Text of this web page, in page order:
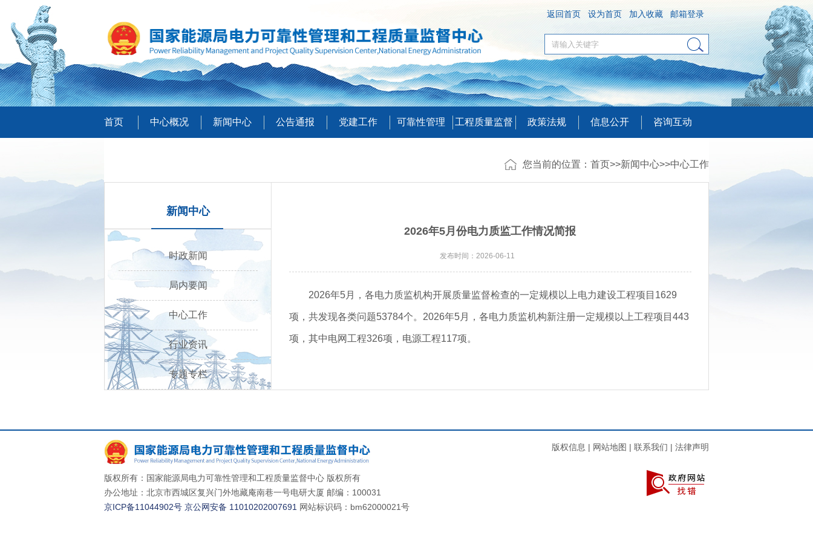
返回首页 设为首页 加入收藏 邮箱登录
首页 中心概况 新闻中心 公告通报 党建工作 可靠性管理 工程质量监督 政策法规 信息公开 咨询互动
您当前的位置： 首页>>新闻中心>>中心工作
新闻中心
时政新闻
局内要闻
中心工作
行业资讯
专题专栏
2026年5月份电力质监工作情况简报
发布时间：2026-06-11
2026年5月，各电力质监机构开展质量监督检查的一定规模以上电力建设工程项目1629
项，共发现各类问题53784个。2026年5月，各电力质监机构新注册一定规模以上工程项目443
项，其中电网工程326项，电源工程117项。
版权所有：国家能源局电力可靠性管理和工程质量监督中心 版权所有
办公地址：北京市西城区复兴门外地藏庵南巷一号电研大厦 邮编：100031
京ICP备11044902号 京公网安备 11010202007691 网站标识码：bm62000021号
版权信息 | 网站地图 | 联系我们 | 法律声明